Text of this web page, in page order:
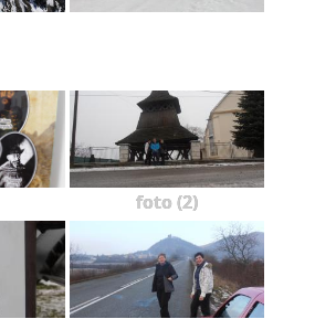
foto (2)